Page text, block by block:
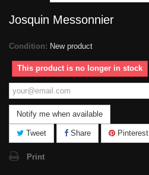
Josquin Messonnier
Condition: New product
This product is no longer in stock
Notify me when available
Tweet Share Pinterest
Print